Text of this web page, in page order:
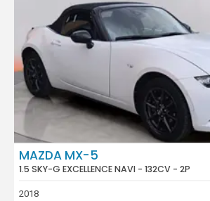
MAZDA MX-5
1.5 SKY-G EXCELLENCE NAVI - 132CV - 2P
2018